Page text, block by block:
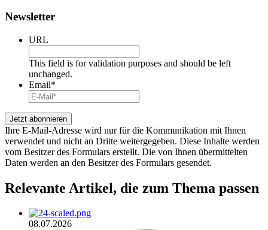
Newsletter
URL
This field is for validation purposes and should be left
unchanged.
Email*
Ihre E-Mail-Adresse wird nur für die Kommunikation mit Ihnen
verwendet und nicht an Dritte weitergegeben. Diese Inhalte werden
vom Besitzer des Formulars erstellt. Die von Ihnen übermittelten
Daten werden an den Besitzer des Formulars gesendet.
Relevante Artikel, die zum Thema passen
08.07.2026